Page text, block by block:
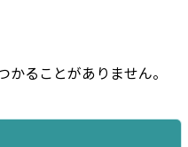
ることがありません。